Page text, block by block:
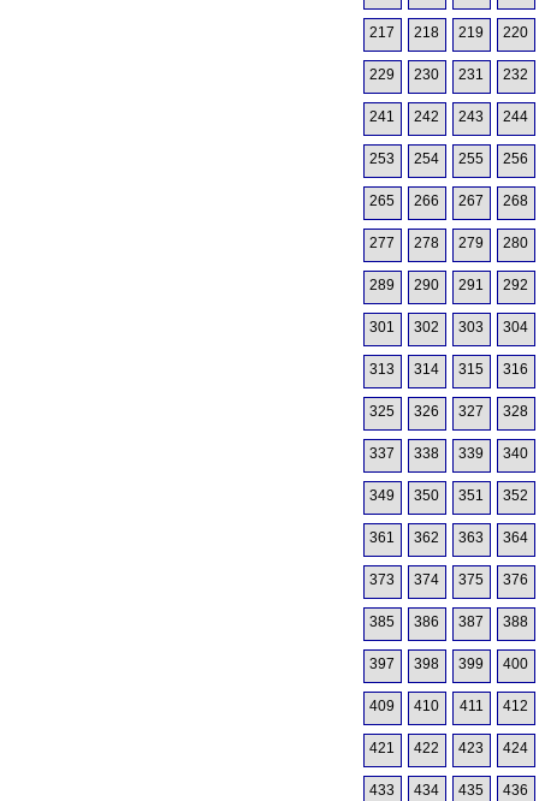
217 218 219 220
229 230 231 232
241 242 243 244
253 254 255 256
265 266 267 268
277 278 279 280
289 290 291 292
301 302 303 304
313 314 315 316
325 326 327 328
337 338 339 340
349 350 351 352
361 362 363 364
373 374 375 376
385 386 387 388
397 398 399 400
409 410 411 412
421 422 423 424
433 434 435 436